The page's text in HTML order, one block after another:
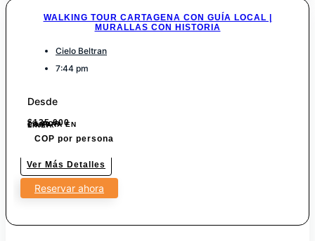
WALKING TOUR CARTAGENA CON GUÍA LOCAL |
MURALLAS CON HISTORIA
Cielo Beltran
7:44 pm
Desde
$135.000
7% POR COMPRA EN LINEA.
COP por persona
Ver Más Detalles
Reservar ahora